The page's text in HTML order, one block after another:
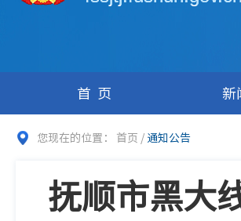
首页 新
您现在的位置： 首页 / 通知公告
抚顺市黑大